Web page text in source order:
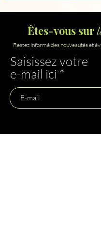
Êtes-vous sur
Restez informé des nouveautés et
Saisissez votre
e-mail ici